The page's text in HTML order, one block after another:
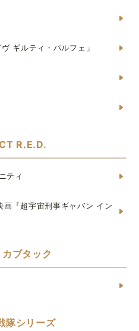
ギルティ・パルフェ」
R.E.D.
ティ
『超宇宙刑事ギャバン イン
ブタック
隊シリーズ